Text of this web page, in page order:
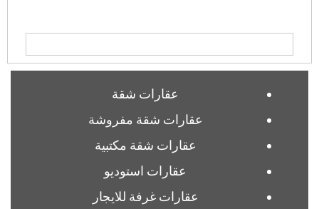
عقارات شقة
عقارات شقة مفروشة
عقارات شقة مكتبية
عقارات استوديو
عقارات غرفة للايجار